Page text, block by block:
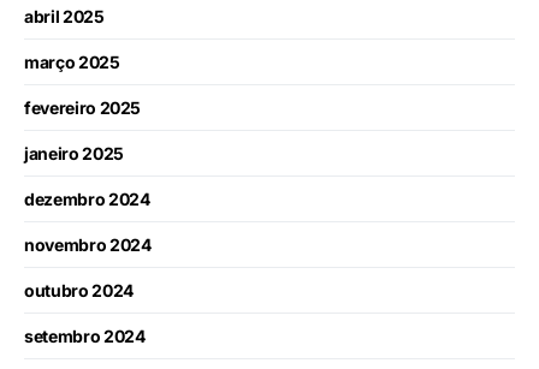
abril 2025
março 2025
fevereiro 2025
janeiro 2025
dezembro 2024
novembro 2024
outubro 2024
setembro 2024